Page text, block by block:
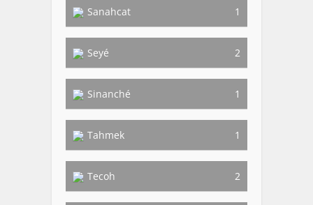
Sanahcat 1
Seyé 2
Sinanché 1
Tahmek 1
Tecoh 2